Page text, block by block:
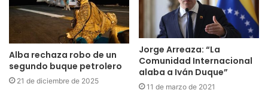
Alba rechaza robo de un
segundo buque petrolero
21 de diciembre de 2025
Jorge Arreaza: “La
Comunidad Internacional
alaba a Iván Duque”
11 de marzo de 2021